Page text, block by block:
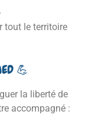
tout le territoire
💪
la liberté de
accompagné :